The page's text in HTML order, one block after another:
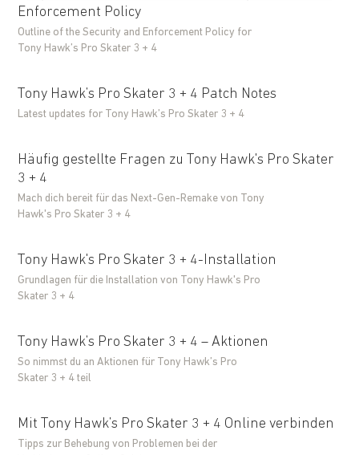
Enforcement Policy
Outline of the Security and Enforcement Policy for
Tony Hawk’s Pro Skater 3 + 4
Tony Hawk’s Pro Skater 3 + 4 Patch Notes
Latest updates for Tony Hawk’s Pro Skater 3 + 4
Häufig gestellte Fragen zu Tony Hawk's Pro Skater
3 + 4
Mach dich bereit für das Next-Gen-Remake von Tony
Hawk's Pro Skater 3 + 4
Tony Hawk's Pro Skater 3 + 4-Installation
Grundlagen für die Installation von Tony Hawk's Pro
Skater 3 + 4
Tony Hawk’s Pro Skater 3 + 4 – Aktionen
So nimmst du an Aktionen für Tony Hawk’s Pro
Skater 3 + 4 teil
Mit Tony Hawk’s Pro Skater 3 + 4 Online verbinden
Tipps zur Behebung von Problemen bei der